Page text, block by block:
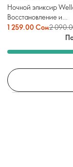
Ночной эликсир
Восстановление и
разглаживание
1 259.00 Сом2